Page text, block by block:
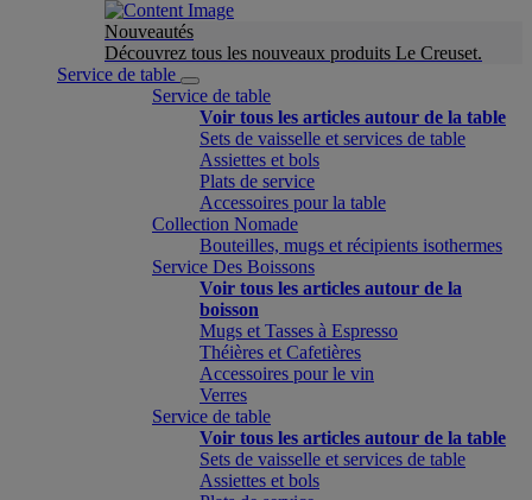
Nouveautés
Découvrez tous les nouveaux produits Le Creuset.
Service de table
Service de table
Voir tous les articles autour de la table
Sets de vaisselle et services de table
Assiettes et bols
Plats de service
Accessoires pour la table
Collection Nomade
Bouteilles, mugs et récipients isothermes
Service Des Boissons
Voir tous les articles autour de la
boisson
Mugs et Tasses à Espresso
Théières et Cafetières
Accessoires pour le vin
Verres
Service de table
Voir tous les articles autour de la table
Sets de vaisselle et services de table
Assiettes et bols